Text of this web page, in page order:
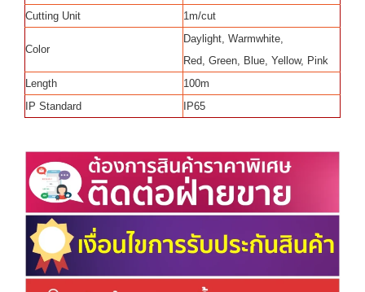
Cutting Unit
1m/cut
Color
Daylight, Warmwhite,
Red, Green, Blue, Yellow, Pink
Length
100m
IP Standard
IP65